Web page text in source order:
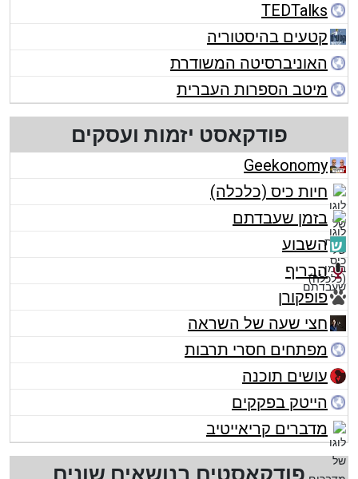
TEDTalks
קטעים בהיסטוריה
האוניברסיטה המשודרת
מיטב הספרות העברית
פודקאסט יזמות ועסקים
Geekonomy
חיות כיס (כלכלה)
בזמן שעבדתם
השבוע
הבריף
פופקורן
חצי שעה של השראה
מפתחים חסרי תרבות
עושים תוכנה
הייטק בפקקים
מדברים קריאייטיב
פודקאסטים בנושאים שונים